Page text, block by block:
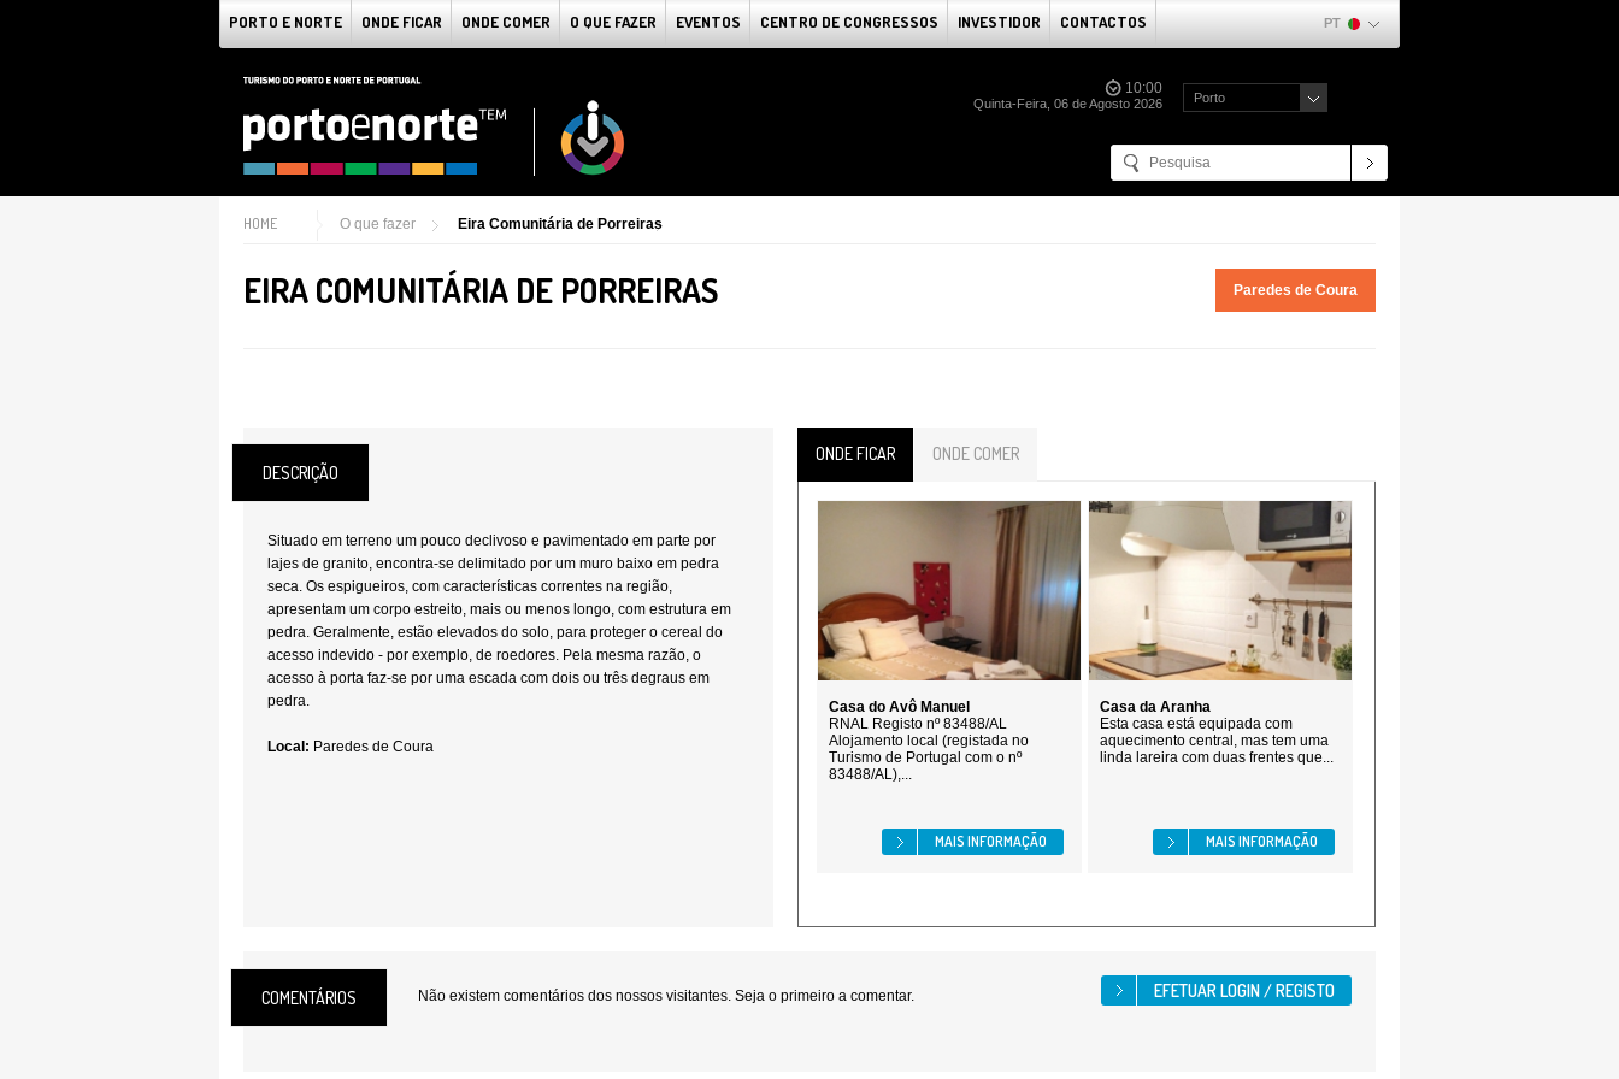
PORTO E NORTE ONDE FICAR ONDE COMER O QUE FAZER EVENTOS CENTRO DE CONGRESSOS INVESTIDOR CONTACTOS PT
10:00
Quinta-Feira, 06 de Agosto 2026 Porto
HOME O que fazer Eira Comunitária de Porreiras
EIRA COMUNITÁRIA DE PORREIRAS Paredes de Coura
DESCRIÇÃO
Situado em terreno um pouco declivoso e pavimentado em parte por
lajes de granito, encontra-se delimitado por um muro baixo em pedra
seca. Os espigueiros, com características correntes na região,
apresentam um corpo estreito, mais ou menos longo, com estrutura em
pedra. Geralmente, estão elevados do solo, para proteger o cereal do
acesso indevido - por exemplo, de roedores. Pela mesma razão, o
acesso à porta faz-se por uma escada com dois ou três degraus em
pedra.
Local: Paredes de Coura
ONDE FICAR ONDE COMER
Casa do Avô Manuel
RNAL Registo nº 83488/AL
Alojamento local (registada no
Turismo de Portugal com o nº
83488/AL),...
MAIS INFORMAÇÃO
Casa da Aranha
Esta casa está equipada com
aquecimento central, mas tem uma
linda lareira com duas frentes que...
MAIS INFORMAÇÃO
COMENTÁRIOS Não existem comentários dos nossos visitantes. Seja o primeiro a comentar.